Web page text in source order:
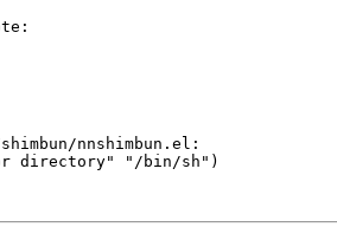
nnshimbun.el:
directory" "/bin/sh")